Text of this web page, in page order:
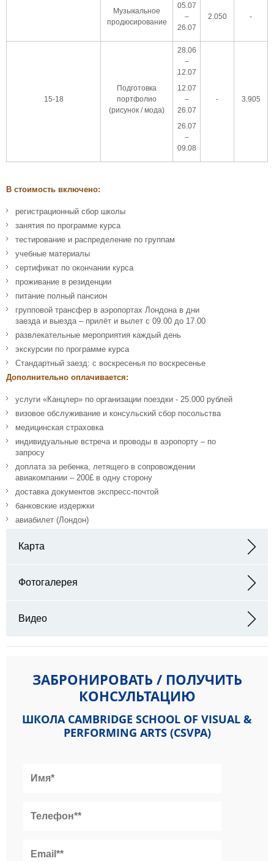
Музыкальное
продюсирование
05.07
–
26.07
2.050 -
15-18
Подготовка
портфолио
(рисунок / мода)
28.06
–
12.07
12.07
–
26.07
26.07
–
09.08
- 3.905
В стоимость включено:
регистрационный сбор школы
занятия по программе курса
тестирование и распределение по группам
учебные материалы
сертификат по окончании курса
проживание в резиденции
питание полный пансион
групповой трансфер в аэропортах Лондона в дни
заезда и выезда – прилёт и вылет с 09.00 до 17.00
развлекательные мероприятия каждый день
экскурсии по программе курса
Стандартный заезд: с воскресенья по воскресенье
Дополнительно оплачивается:
услуги «Канцлер» по организации поездки - 25.000 рублей
визовое обслуживание и консульский сбор посольства
медицинская страховка
индивидуальные встреча и проводы в аэропорту – по
запросу
доплата за ребенка, летящего в сопровождении
авиакомпании – 200£ в одну сторону
доставка документов экспресс-почтой
банковские издержки
авиабилет (Лондон)
Карта
Великобритания
Фотогалерея
Видео
ЗАБРОНИРОВАТЬ / ПОЛУЧИТЬ
КОНСУЛЬТАЦИЮ
ШКОЛА CAMBRIDGE SCHOOL OF VISUAL &
PERFORMING ARTS (CSVPA)